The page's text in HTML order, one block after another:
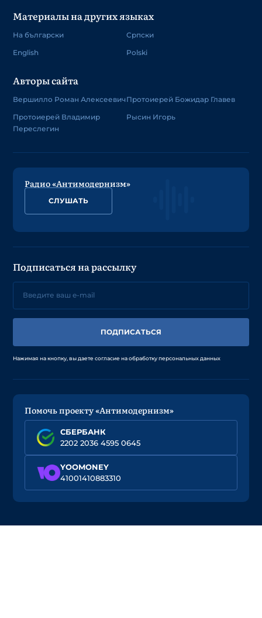
Материалы на других языках
На български
English
Српски
Polski
Авторы сайта
Вершилло Роман Алексеевич
Протоиерей Владимир
Переслегин
Протоиерей Божидар Главев
Рысин Игорь
Радио «Антимодернизм»
СЛУШАТЬ
Подписаться на рассылку
ПОДПИСАТЬСЯ
Нажимая на кнопку, вы даете согласие на обработку персональных данных
Помочь проекту «Антимодернизм»
СБЕРБАНК
2202 2036 4595 0645
YOOMONEY
41001410883310